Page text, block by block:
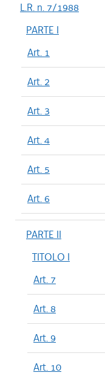
L.R. n. 7/1988
PARTE I
Art. 1
Art. 2
Art. 3
Art. 4
Art. 5
Art. 6
PARTE II
TITOLO I
Art. 7
Art. 8
Art. 9
Art. 10